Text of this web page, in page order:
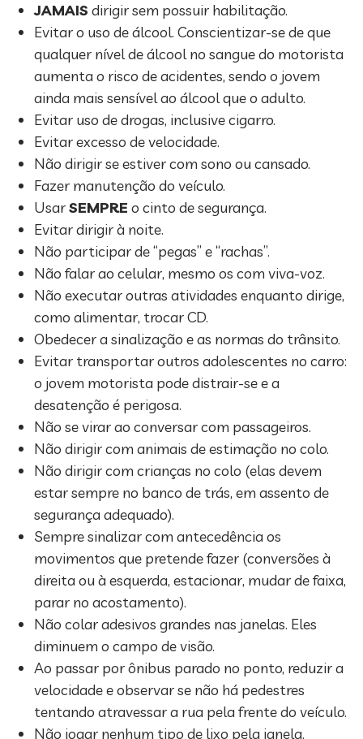
JAMAIS dirigir sem possuir habilitação.
Evitar o uso de álcool. Conscientizar-se de que
qualquer nível de álcool no sangue do motorista
aumenta o risco de acidentes, sendo o jovem
ainda mais sensível ao álcool que o adulto.
Evitar uso de drogas, inclusive cigarro.
Evitar excesso de velocidade.
Não dirigir se estiver com sono ou cansado.
Fazer manutenção do veículo.
UsarSEMPRE o cinto de segurança.
Evitar dirigir à noite.
Não participar de “pegas” e “rachas”.
Não falar ao celular, mesmo os com viva-voz.
Não executar outras atividades enquanto dirige,
como alimentar, trocar CD.
Obedecer a sinalização e as normas do trânsito.
Evitar transportar outros adolescentes no carro:
o jovem motorista pode distrair-se e a
desatenção é perigosa.
Não se virar ao conversar com passageiros.
Não dirigir com animais de estimação no colo.
Não dirigir com crianças no colo (elas devem
estar sempre no banco de trás, em assento de
segurança adequado).
Sempre sinalizar com antecedência os
movimentos que pretende fazer (conversões à
direita ou à esquerda, estacionar, mudar de faixa,
parar no acostamento).
Não colar adesivos grandes nas janelas. Eles
diminuem o campo de visão.
Ao passar por ônibus parado no ponto, reduzir a
velocidade e observar se não há pedestres
tentando atravessar a rua pela frente do veículo.
Não jogar nenhum tipo de lixo pela janela.